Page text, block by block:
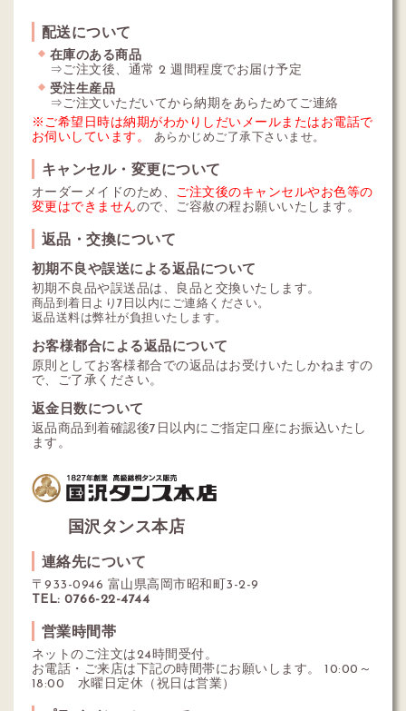
配送について
在庫のある商品
⇒ご注文後、通常 2 週間程度でお届け予定
受注生産品
⇒ご注文いただいてから納期をあらためてご連絡
※ご希望日時は納期がわかりしだいメールまたはお電話で
お伺いしています。
あらかじめご了承下さいませ。
キャンセル・変更について
オーダーメイドのため、 ご注文後のキャンセルやお色等の
変更はできませんので、ご容赦の程お願いいたします。
返品・交換について
初期不良や誤送による返品について
初期不良品や誤送品は、良品と交換いたします。
商品到着日より7日以内にご連絡ください。
返品送料は弊社が負担いたします。
お客様都合による返品について
原則としてお客様都合での返品はお受けいたしかねますの
で、ご了承ください。
返金日数について
返品商品到着確認後7日以内にご指定口座にお振込いたし
ます。
国沢タンス本店
連絡先について
〒933-0946 富山県高岡市昭和町3-2-9
TEL: 0766-22-4744
営業時間帯
ネットのご注文は24時間受付。
お電話・ご来店は下記の時間帯にお願いします。 10:00～
18:00 水曜日定休（祝日は営業）